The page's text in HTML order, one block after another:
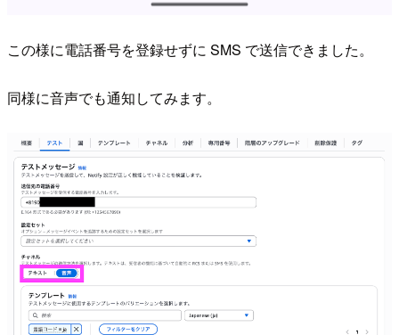
この様に電話番号を登録せずに SMS で送信できました。
同様に音声でも通知してみます。